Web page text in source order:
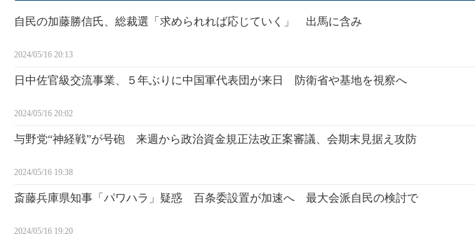
自民の加藤勝信氏、総裁選「求められれば応じていく」 出馬に含み
2024/05/16 20:13
日中佐官級交流事業、５年ぶりに中国軍代表団が来日 防衛省や基地を視察へ
2024/05/16 20:02
与野党“神経戦”が号砲 来週から政治資金規正法改正案審議、会期末見据え攻防
2024/05/16 19:38
斎藤兵庫県知事「パワハラ」疑惑 百条委設置が加速へ 最大会派自民の検討で
2024/05/16 19:20